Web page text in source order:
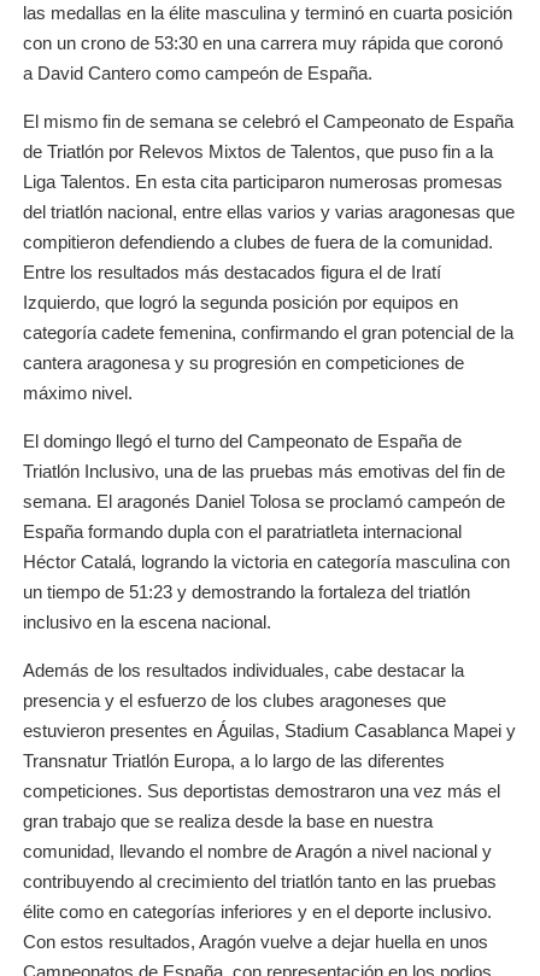
las medallas en la élite masculina y terminó en cuarta posición
con un crono de 53:30 en una carrera muy rápida que coronó
a David Cantero como campeón de España.
El mismo fin de semana se celebró el Campeonato de España
de Triatlón por Relevos Mixtos de Talentos, que puso fin a la
Liga Talentos. En esta cita participaron numerosas promesas
del triatlón nacional, entre ellas varios y varias aragonesas que
compitieron defendiendo a clubes de fuera de la comunidad.
Entre los resultados más destacados figura el de Iratí
Izquierdo, que logró la segunda posición por equipos en
categoría cadete femenina, confirmando el gran potencial de la
cantera aragonesa y su progresión en competiciones de
máximo nivel.
El domingo llegó el turno del Campeonato de España de
Triatlón Inclusivo, una de las pruebas más emotivas del fin de
semana. El aragonés Daniel Tolosa se proclamó campeón de
España formando dupla con el paratriatleta internacional
Héctor Catalá, logrando la victoria en categoría masculina con
un tiempo de 51:23 y demostrando la fortaleza del triatlón
inclusivo en la escena nacional.
Además de los resultados individuales, cabe destacar la
presencia y el esfuerzo de los clubes aragoneses que
estuvieron presentes en Águilas, Stadium Casablanca Mapei y
Transnatur Triatlón Europa, a lo largo de las diferentes
competiciones. Sus deportistas demostraron una vez más el
gran trabajo que se realiza desde la base en nuestra
comunidad, llevando el nombre de Aragón a nivel nacional y
contribuyendo al crecimiento del triatlón tanto en las pruebas
élite como en categorías inferiores y en el deporte inclusivo.
Con estos resultados, Aragón vuelve a dejar huella en unos
Campeonatos de España, con representación en los podios